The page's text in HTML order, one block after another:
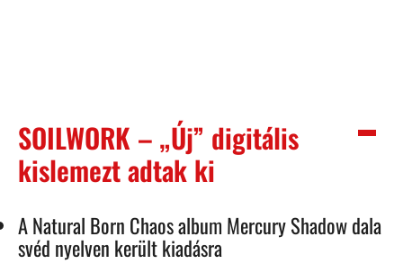
SOILWORK – „Új” digitális
kislemezt adtak ki
A Natural Born Chaos album Mercury Shadow dala
svéd nyelven került kiadásra